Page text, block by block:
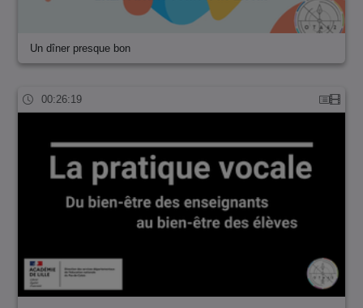
Un dîner presque bon
00:26:19